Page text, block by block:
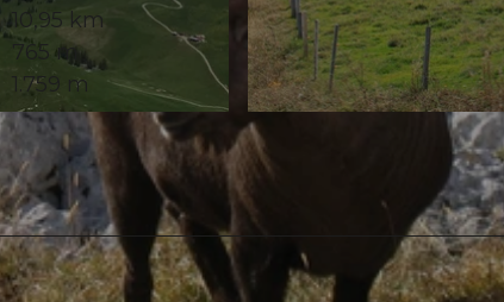
© Christina Bucher, Christina Bucher
10,95 km
765 m
1.759 m